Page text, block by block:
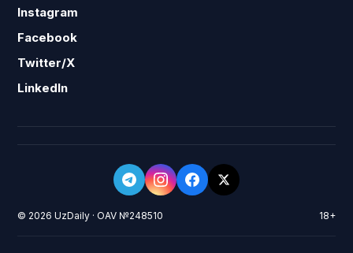
Instagram
Facebook
Twitter/X
LinkedIn
© 2026 UzDaily · OAV №248510 18+